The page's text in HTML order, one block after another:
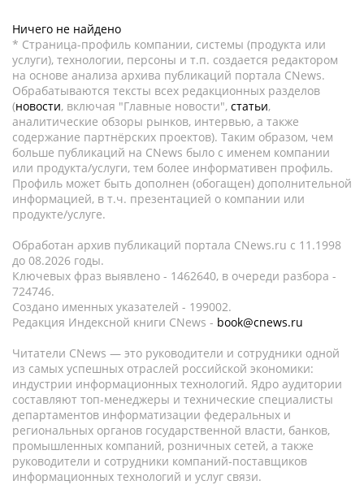
Ничего не найдено
* Страница-профиль компании, системы (продукта или
услуги), технологии, персоны и т.п. создается редактором
на основе анализа архива публикаций портала CNews.
Обрабатываются тексты всех редакционных разделов
(новости, включая "Главные новости", статьи,
аналитические обзоры рынков, интервью, а также
содержание партнёрских проектов). Таким образом, чем
больше публикаций на CNews было с именем компании
или продукта/услуги, тем более информативен профиль.
Профиль может быть дополнен (обогащен) дополнительной
информацией, в т.ч. презентацией о компании или
продукте/услуге.
Обработан архив публикаций портала CNews.ru c 11.1998
до 08.2026 годы.
Ключевых фраз выявлено - 1462640, в очереди разбора -
724746.
Создано именных указателей - 199002.
Редакция Индексной книги CNews - book@cnews.ru
Читатели CNews — это руководители и сотрудники одной
из самых успешных отраслей российской экономики:
индустрии информационных технологий. Ядро аудитории
составляют топ-менеджеры и технические специалисты
департаментов информатизации федеральных и
региональных органов государственной власти, банков,
промышленных компаний, розничных сетей, а также
руководители и сотрудники компаний-поставщиков
информационных технологий и услуг связи.